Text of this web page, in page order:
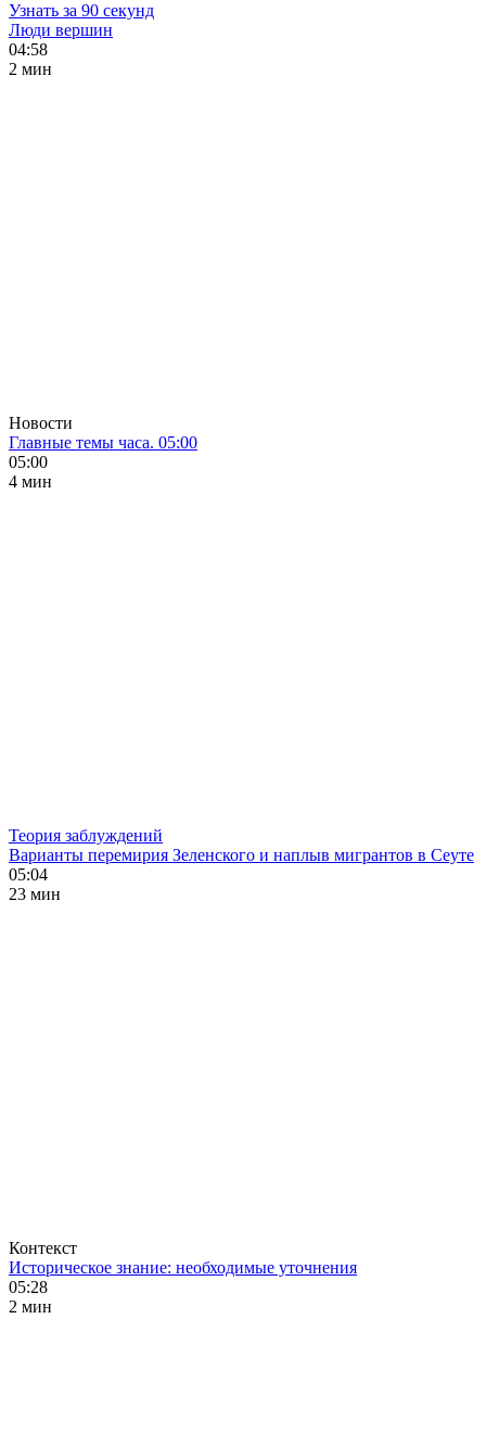
Узнать за 90 секунд
Люди вершин
04:58
2 мин
Новости
Главные темы часа. 05:00
05:00
4 мин
Теория заблуждений
Варианты перемирия Зеленского и наплыв мигрантов в Сеуте
05:04
23 мин
Контекст
Историческое знание: необходимые уточнения
05:28
2 мин